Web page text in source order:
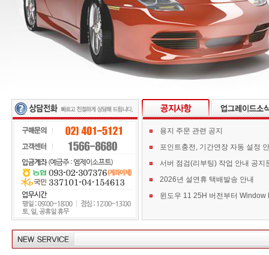
용지 주문 관련 공지
포인트충전, 기간연장 자동 설정
서버 점검(리부팅) 작업 안내 공지
2026년 설연휴 택배발송 안내